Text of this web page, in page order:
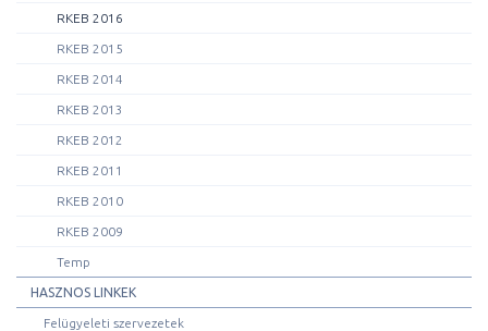
RKEB 2016
RKEB 2015
RKEB 2014
RKEB 2013
RKEB 2012
RKEB 2011
RKEB 2010
RKEB 2009
Temp
HASZNOS LINKEK
Felügyeleti szervezetek